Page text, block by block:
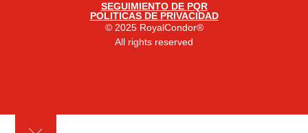
SEGUIMIENTO DE PQR
POLITICAS DE PRIVACIDAD
© 2025 RoyalCondor®
All rights reserved